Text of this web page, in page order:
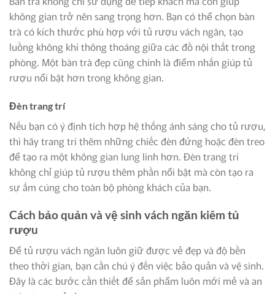
không gian trở nên sang trọng hơn. Bạn có thể chọn bàn
trà có kích thước phù hợp với tủ rượu vách ngăn, tạo
luồng không khí thông thoáng giữa các đồ nội thất trong
phòng. Một bàn trà đẹp cũng chính là điểm nhấn giúp tủ
rượu nổi bật hơn trong không gian.
Đèn trang trí
Nếu bạn có ý định tích hợp hệ thống ánh sáng cho tủ rượu,
thì hãy trang trí thêm những chiếc đèn đứng hoặc đèn treo
để tạo ra một không gian lung linh hơn. Đèn trang trí
không chỉ giúp tủ rượu thêm phần nổi bật mà còn tạo ra
sự ấm cúng cho toàn bộ phòng khách của bạn.
Cách bảo quản và vệ sinh vách ngăn kiêm tủ
rượu
Để tủ rượu vách ngăn luôn giữ được vẻ đẹp và độ bền
theo thời gian, bạn cần chú ý đến việc bảo quản và vệ sinh.
Đây là các bước cần thiết để sản phẩm luôn mới mẻ và an